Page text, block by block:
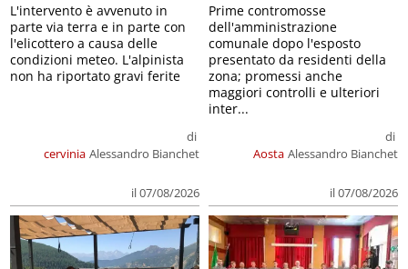
cervinia
di
Alessandro Bianchet
il 07/08/2026
L'intervento è avvenuto in
parte via terra e in parte con
l'elicottero a causa delle
condizioni meteo. L'alpinista
non ha riportato gravi ferite
Aosta
di
Alessandro Bianchet
il 07/08/2026
Prime contromosse
dell'amministrazione
comunale dopo l'esposto
presentato da residenti della
zona; promessi anche
maggiori controlli e ulteriori
inter...